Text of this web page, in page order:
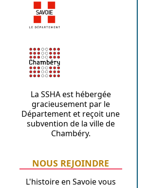
La SSHA est hébergée
gracieusement par le
Département et reçoit une
subvention de la ville de
Chambéry.
NOUS REJOINDRE
L'histoire en Savoie vous